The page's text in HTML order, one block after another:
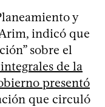
y
indicó que
sobre el
de la
presentó
que circuló